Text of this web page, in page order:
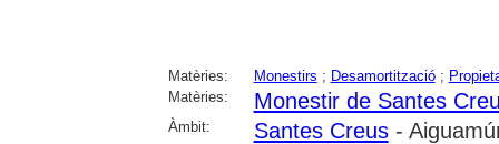
Matèries: Monestirs ; Desamortització;
Matèries:
Monestir de Santes
Àmbit: Santes Creus-